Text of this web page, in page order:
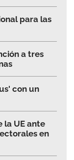
para las
a tres
con un
la UE ante
en